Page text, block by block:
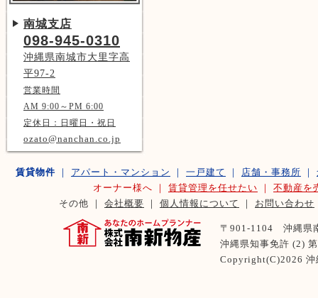
南城支店
098-945-0310
沖縄県南城市大里字高
平97-2
営業時間
AM 9:00～PM 6:00
定休日：日曜日・祝日
ozato@nanchan.co.jp
賃貸物件 ｜ アパート・マンション ｜ 一戸建て ｜ 店舗・事務所 ｜
オーナー様へ ｜ 賃貸管理を任せたい ｜ 不動産を
その他 ｜ 会社概要 ｜ 個人情報について ｜ お問い合わせ
〒901-1104 沖縄県
沖縄県知事免許 (2)
Copyright(C)2026 沖